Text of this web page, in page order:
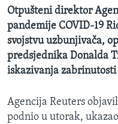
Jezici
Otpušteni direktor
pandemije COVID-19
svojstvu uzbunjivača,
predsjednika Donalda
iskazivanja
Agencija Reuters
podnio u utorak,